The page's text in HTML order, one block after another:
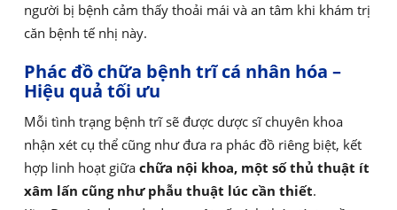
người bị bệnh cảm thấy thoải mái và an tâm khi khám trị
căn bệnh tế nhị này.
Phác đồ chữa bệnh trĩ cá nhân hóa –
Hiệu quả tối ưu
Mỗi tình trạng bệnh trĩ sẽ được dược sĩ chuyên khoa
nhận xét cụ thể cũng như đưa ra phác đồ riêng biệt, kết
hợp linh hoạt giữa chữa nội khoa, một số thủ thuật ít
xâm lấn cũng như phẫu thuật lúc cần thiết.